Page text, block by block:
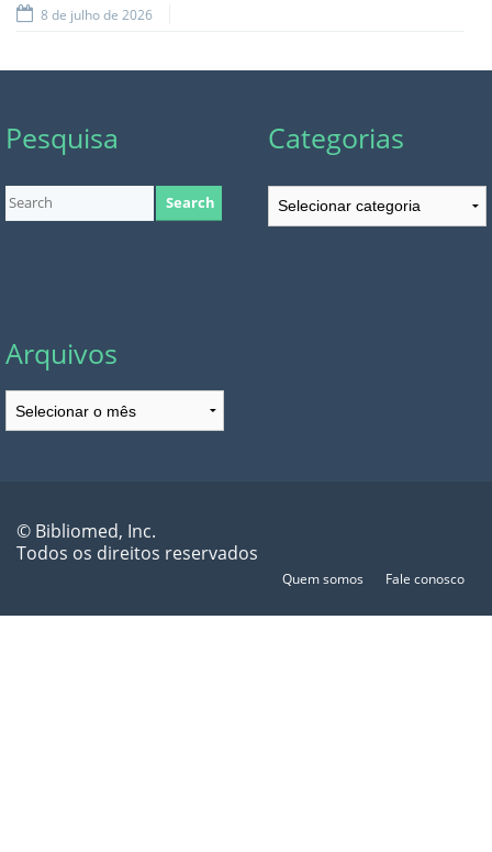
8 de julho de 2026
Pesquisa Categorias
Categorias
Arquivos
Arquivos
© Bibliomed, Inc.
Todos os direitos reservados
Quem somos Fale conosco